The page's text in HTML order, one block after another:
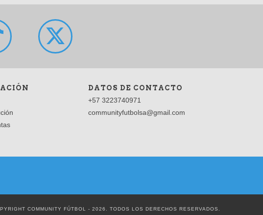
DATOS DE CONTACTO
+57 3223740971
communityfutbolsa@gmail.com
COMMUNITY FÚTBOL - 2026. TODOS LOS DERECHOS RESERVADOS.